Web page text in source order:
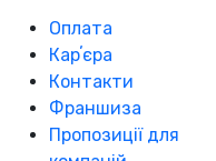
Оплата
Карʼєра
Контакти
Франшиза
Пропозиції для